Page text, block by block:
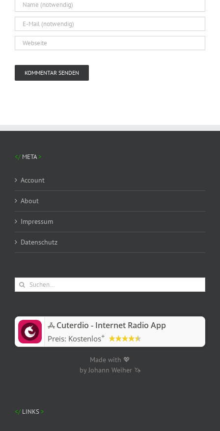
META
Account
About
Impressum
Datenschutz
Suche
nach:
‎Cuterdio - Internet Radio App
Preis: Kostenlos+
Made with 💖
by Johann Weiher 🦄
LINKS